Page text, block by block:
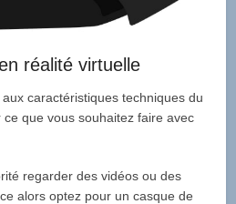
réalité virtuelle
caractéristiques techniques du
que vous souhaitez faire avec
regarder des vidéos ou des
alors optez pour un casque de